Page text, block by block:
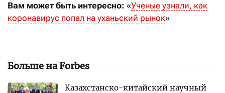
Вам может быть интересно: «Ученые узнали, как
коронавирус попал на уханьский рынок»
Больше на Forbes
Казахстанско-китайский научный